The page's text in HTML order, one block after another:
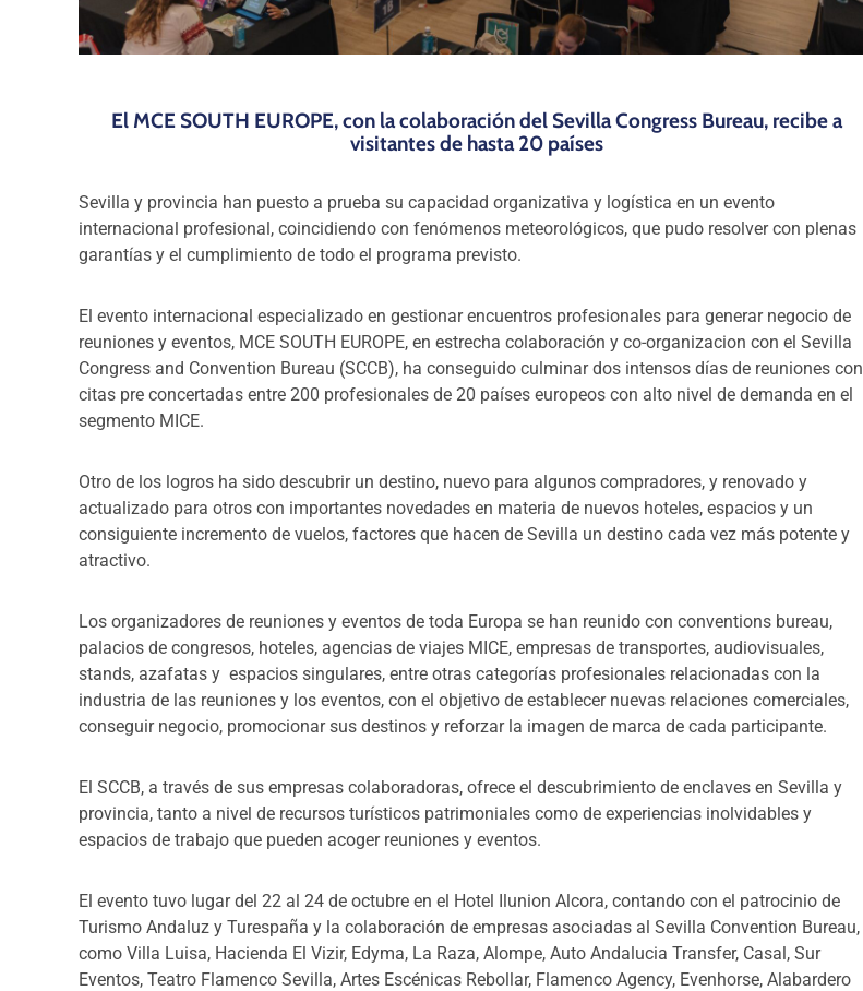
El MCE SOUTH EUROPE, con la colaboración del Sevilla Congress Bureau, recibe a
visitantes de hasta 20 países
Sevilla y provincia han puesto a prueba su capacidad organizativa y logística en un evento
internacional profesional, coincidiendo con fenómenos meteorológicos, que pudo resolver con plenas
garantías y el cumplimiento de todo el programa previsto.
El evento internacional especializado en gestionar encuentros profesionales para generar negocio de
reuniones y eventos, MCE SOUTH EUROPE, en estrecha colaboración y co-organizacion con el Sevilla
Congress and Convention Bureau (SCCB), ha conseguido culminar dos intensos días de reuniones con
citas pre concertadas entre 200 profesionales de 20 países europeos con alto nivel de demanda en el
segmento MICE.
Otro de los logros ha sido descubrir un destino, nuevo para algunos compradores, y renovado y
actualizado para otros con importantes novedades en materia de nuevos hoteles, espacios y un
consiguiente incremento de vuelos, factores que hacen de Sevilla un destino cada vez más potente y
atractivo.
Los organizadores de reuniones y eventos de toda Europa se han reunido con conventions bureau,
palacios de congresos, hoteles, agencias de viajes MICE, empresas de transportes, audiovisuales,
stands, azafatas y espacios singulares, entre otras categorías profesionales relacionadas con la
industria de las reuniones y los eventos, con el objetivo de establecer nuevas relaciones comerciales,
conseguir negocio, promocionar sus destinos y reforzar la imagen de marca de cada participante.
El SCCB, a través de sus empresas colaboradoras, ofrece el descubrimiento de enclaves en Sevilla y
provincia, tanto a nivel de recursos turísticos patrimoniales como de experiencias inolvidables y
espacios de trabajo que pueden acoger reuniones y eventos.
El evento tuvo lugar del 22 al 24 de octubre en el Hotel Ilunion Alcora, contando con el patrocinio de
Turismo Andaluz y Turespaña y la colaboración de empresas asociadas al Sevilla Convention Bureau,
como Villa Luisa, Hacienda El Vizir, Edyma, La Raza, Alompe, Auto Andalucia Transfer, Casal, Sur
Eventos, Teatro Flamenco Sevilla, Artes Escénicas Rebollar, Flamenco Agency, Evenhorse, Alabardero